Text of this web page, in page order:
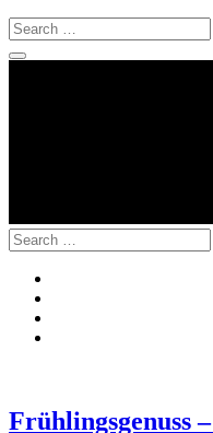
Frühlingsgenuss